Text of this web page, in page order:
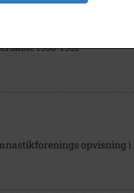
1950-1951
opvisning i